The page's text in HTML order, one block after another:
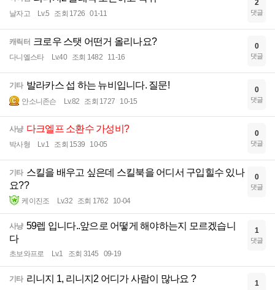
날자고 Lv.5 조회 1726 01-11
2
댓글
캐릭터 크로우 스탯 어떤거 올리나요?
다니엘스타 Lv.40 조회 1482 11-16
0
댓글
기타 발라카스 섭 하는 뉴비입니다. 질문!
안소니존슨 Lv.82 조회 1727 10-15
0
댓글
사냥 다크엘프 소환수 가성비?
박사형 Lv.1 조회 1539 10-05
0
댓글
기타 스킬을 배우고 싶은데 스킬북을 어디서 구입힐수 있나
요??
케이진조 Lv.32 조회 1762 10-04
0
댓글
사냥 59렙 입니다..앞으로 어떻게 해야하는지 모르겠습니
다
초보와프로 Lv.1 조회 3145 09-19
1
댓글
기타 리니지 1, 리니지2 어디가 사람이 많나요 ? 1